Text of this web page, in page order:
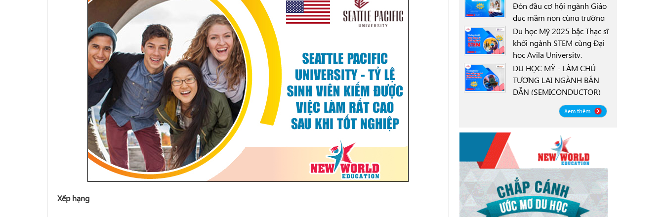
Xếp hạng
Đón đầu cơ hội ngành Giáo
dục mầm non cùng trường
New Zealand Tertiary
College NZTC
Du học Mỹ 2025 bậc Thạc sĩ
khối ngành STEM cùng Đại
học Avila University,
Goodyear, Arizona
0000-00-00
DU HỌC MỸ - LÀM CHỦ
TƯƠNG LAI NGÀNH BÁN
DẪN (SEMICONDUCTOR)
CÙNG ĐẠI HỌC OREGON
STATE UNIVERSITY OSU
Xem thêm